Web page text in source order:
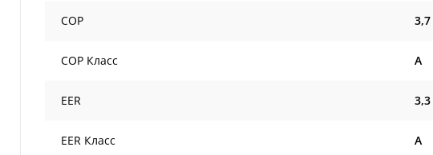
COP 3,7
COP Класс A
EER 3,3
EER Класс A